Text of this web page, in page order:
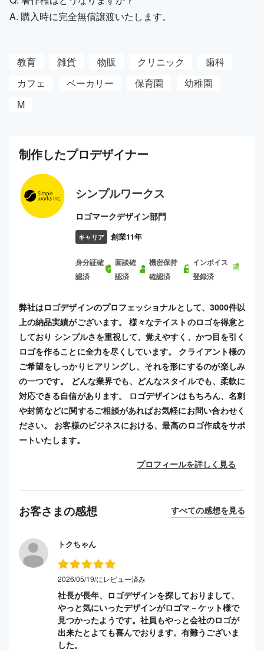
A. 購入時に完全無償譲渡いたします。
教育 雑貨 物販 クリニック
歯科
カフェ
ベーカリー 保育園
幼稚園
M
制作したプロデザイナー
シンプルワークス
ロゴマークデザイン部門
キャリア 創業11年
身分証確
認済
面談確
認済
機密保持
確認済
インボイス
登録済
弊社はロゴデザインのプロフェッショナルとして、3000件以
上の納品実績がございます。 様々なテイストのロゴを得意と
しており シンプルさを重視して、覚えやすく、かつ目を引く
ロゴを作ることに全力を尽くしています。 クライアント様の
ご希望をしっかりヒアリングし、それを形にするのが楽しみ
の一つです。 どんな業界でも、どんなスタイルでも、柔軟に
対応できる自信があります。 ロゴデザインはもちろん、名刺
や封筒などに関するご相談があればお気軽にお問い合わせく
ださい。 お客様のビジネスにおける、最高のロゴ作成をサポ
ートいたします。
プロフィールを詳しく見る
お客さまの感想 すべての感想を見る
トクちゃん
2026/05/19/にレビュー済み
社長が長年、ロゴデザインを探しておりまして、
やっと気にいったデザインがロゴマ－ケット様で
見つかったようです。社員もやっと会社のロゴが
出来たとよても喜んでおります。有難うございま
した。